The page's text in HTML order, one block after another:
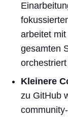
arbeitet
gesamten
Kleinere
zu GitHub